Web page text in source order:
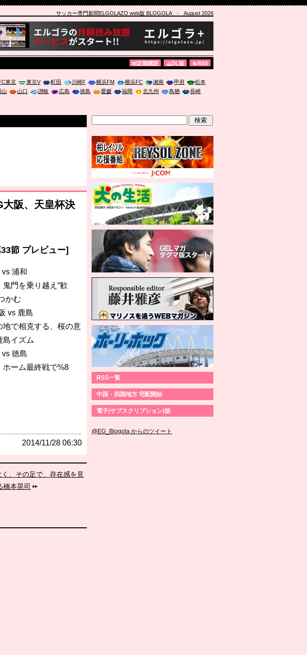
サッカー専門新聞ELGOLAZO web版 BLOGOLA- August 2026
定期購読 DL版 RSS
東京 東京V 町田 川崎F 横浜FM 横浜FC 湘南 甲府
松本
山 山口 讃岐 広島 徳島 愛媛 福岡 北九州 鳥栖
長崎
ー危機時代の猛暑対策～」に登壇
阪、天皇杯決
節 プレビュー]
vs 浦和
鬼門を乗り越え“歓
かむ
vs 鹿島
地で相克する、桜の意
島イズム
vs 徳島
ホーム最終戦で%8
2014/11/28 06:30
、その足で、存在感を見
橋本晃司
RSS一覧
中国・四国地方 宅配開始
電子(サブスクリプション)版
@EG_Blogola からのツイート